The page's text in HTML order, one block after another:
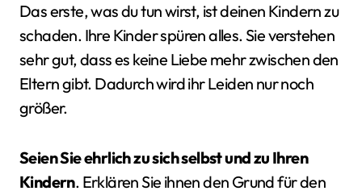
Das erste, was du tun wirst, ist deinen Kindern zu
schaden. Ihre Kinder spüren alles. Sie verstehen
sehr gut, dass es keine Liebe mehr zwischen den
Eltern gibt. Dadurch wird ihr Leiden nur noch
größer.
Seien Sie ehrlich zu sich selbst und zu Ihren
Kindern. Erklären Sie ihnen den Grund für den